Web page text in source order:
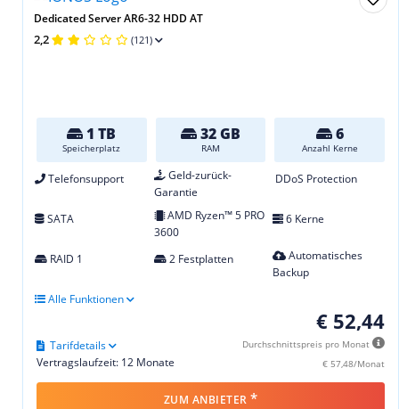
Dedicated Server AR6-32 HDD AT
2,2 (121)
1 TB
Speicherplatz
32 GB
RAM
6
Anzahl Kerne
Telefonsupport
Geld-zurück-
Garantie
DDoS Protection
SATA
AMD Ryzen™ 5 PRO
3600
6 Kerne
RAID 1 2 Festplatten
Automatisches
Backup
Alle Funktionen
€ 52,44
Durchschnittspreis pro Monat
€ 57,48/Monat
Vertragslaufzeit: 12 Monate
Tarifdetails
ZUM ANBIETER *